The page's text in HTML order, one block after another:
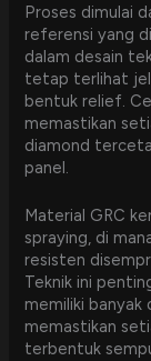
Proses dimulai
referensi yang
dalam desain
tetap terlihat
bentuk relief.
memastikan
diamond
panel.
Material GRC
spraying, di
resisten
Teknik ini
memiliki
memastikan
terbentuk